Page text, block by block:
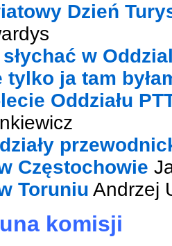
Dzień
słychać w
tylko ja tam
Oddziału
Częstochowie
Toruniu Andrzej
komisji